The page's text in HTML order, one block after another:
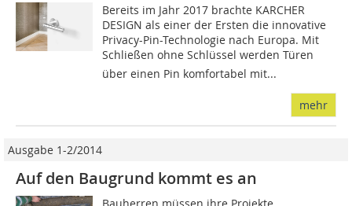
Bereits im Jahr 2017 brachte KARCHER
DESIGN als einer der Ersten die innovative
Privacy-Pin-Technologie nach Europa. Mit
Schließen ohne Schlüssel werden Türen
über einen Pin komfortabel mit...
mehr
Ausgabe 1-2/2014
Auf den Baugrund kommt es an